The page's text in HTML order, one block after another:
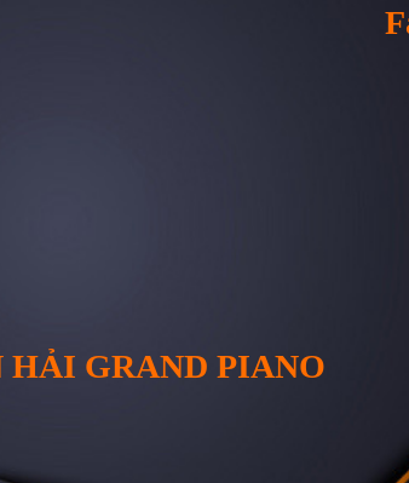
GRAND PIANO